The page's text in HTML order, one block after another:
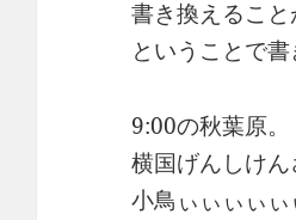
書き換えるこ
ということで
9:00の秋葉原。
横国げんしけ
小鳥ぃぃぃぃ